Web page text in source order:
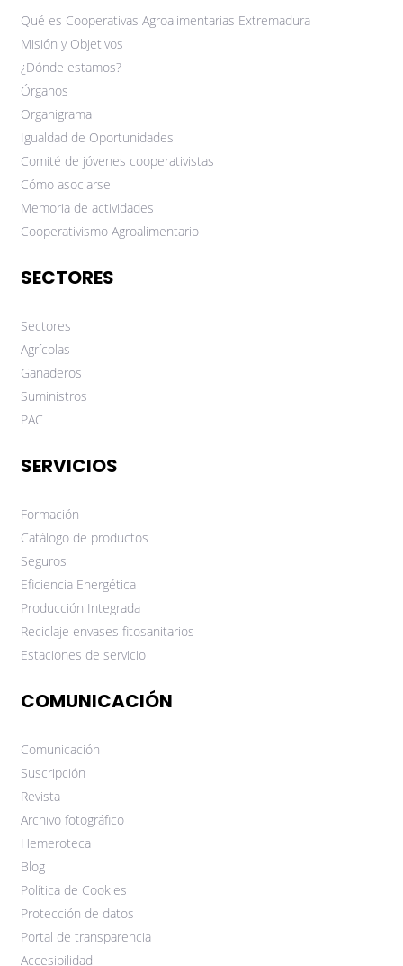
Qué es Cooperativas Agroalimentarias Extremadura
Misión y Objetivos
¿Dónde estamos?
Órganos
Organigrama
Igualdad de Oportunidades
Comité de jóvenes cooperativistas
Cómo asociarse
Memoria de actividades
Cooperativismo Agroalimentario
SECTORES
Sectores
Agrícolas
Ganaderos
Suministros
PAC
SERVICIOS
Formación
Catálogo de productos
Seguros
Eficiencia Energética
Producción Integrada
Reciclaje envases fitosanitarios
Estaciones de servicio
COMUNICACIÓN
Comunicación
Suscripción
Revista
Archivo fotográfico
Hemeroteca
Blog
Política de Cookies
Protección de datos
Portal de transparencia
Accesibilidad